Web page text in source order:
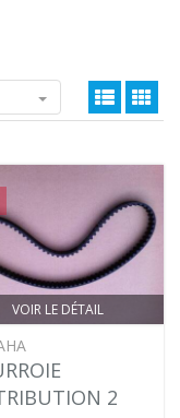
VOIR LE DÉTAIL
2